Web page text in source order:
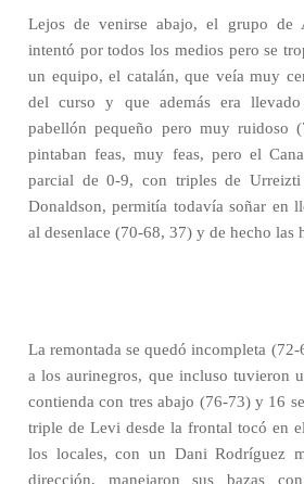
Lejos de venirse abajo, el grupo de
intentó por todos los medios pero se
un equipo, el catalán, que veía muy
del curso y que además era
pabellón pequeño pero muy ruidoso
pintaban feas, muy feas, pero el
parcial de 0-9, con triples de
Donaldson, permitía todavía soñar en
al desenlace (70-68, 37) y de hecho las
La remontada se quedó incompleta
a los aurinegros, que incluso tuvieron
contienda con tres abajo (76-73) y 16
triple de Levi desde la frontal tocó en
los locales, con un Dani Rodríguez
dirección, manejaron sus bazas